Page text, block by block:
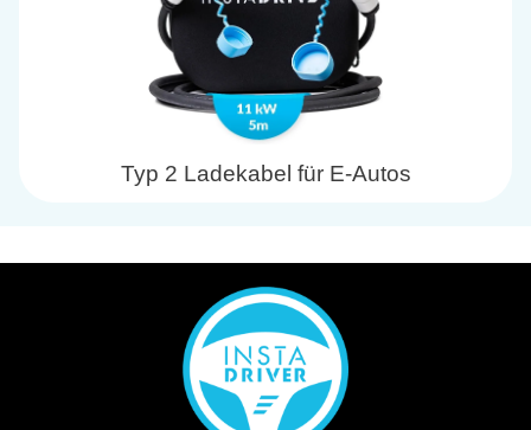
Typ 2 Ladekabel für E-Autos